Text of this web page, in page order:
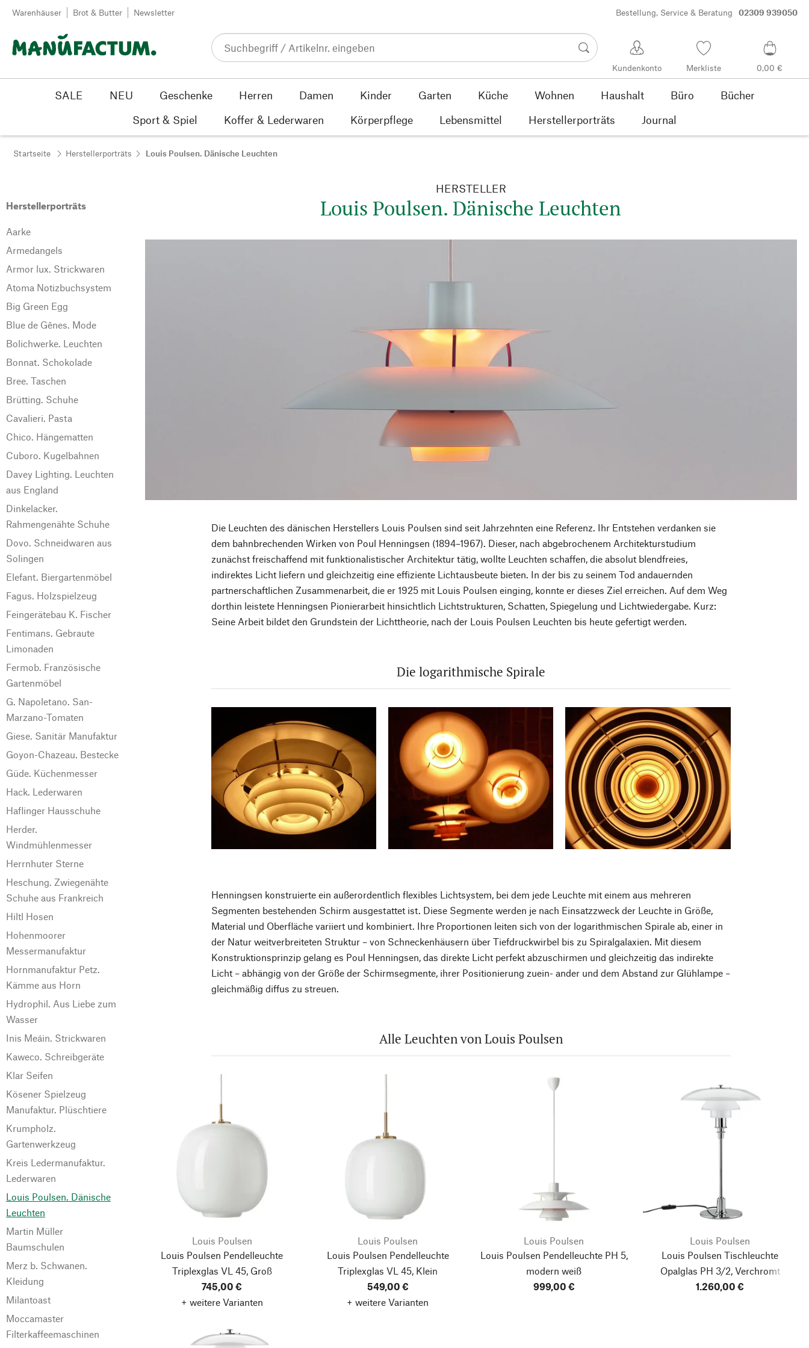
Zum Inhalt springen
Warenhäuser Brot & Butter Newsletter Bestellung, Service & Beratung 02309 939050
Kundenkonto Merkliste 0,00 €
SALE NEU Geschenke Herren Damen Kinder Garten Küche Wohnen Haushalt Büro
Bücher
Sport & Spiel
Koffer & Lederwaren Körperpflege Lebensmittel Herstellerporträts Journal
Startseite Herstellerporträts Louis Poulsen. Dänische Leuchten
Herstellerporträts
Aarke
Armedangels
Armor lux. Strickwaren
Atoma Notizbuchsystem
Big Green Egg
Blue de Gênes. Mode
Bolichwerke. Leuchten
Bonnat. Schokolade
Bree. Taschen
Brütting. Schuhe
Cavalieri. Pasta
Chico. Hängematten
Cuboro. Kugelbahnen
Davey Lighting. Leuchten
aus England
Dinkelacker.
Rahmengenähte Schuhe
Dovo. Schneidwaren aus
Solingen
Elefant. Biergartenmöbel
Fagus. Holzspielzeug
Feingerätebau K. Fischer
Fentimans. Gebraute
Limonaden
Fermob. Französische
Gartenmöbel
G. Napoletano. San-
Marzano-Tomaten
Giese. Sanitär Manufaktur
Goyon-Chazeau. Bestecke
Güde. Küchenmesser
Hack. Lederwaren
Haflinger Hausschuhe
Herder.
Windmühlenmesser
Herrnhuter Sterne
Heschung. Zwiegenähte
Schuhe aus Frankreich
Hiltl Hosen
Hohenmoorer
Messermanufaktur
Hornmanufaktur Petz.
Kämme aus Horn
Hydrophil. Aus Liebe zum
Wasser
Inis Meáin. Strickwaren
Kaweco. Schreibgeräte
Klar Seifen
Kösener Spielzeug
Manufaktur. Plüschtiere
Krumpholz.
Gartenwerkzeug
Kreis Ledermanufaktur.
Lederwaren
Louis Poulsen. Dänische
Leuchten
Martin Müller
Baumschulen
Merz b. Schwanen.
Kleidung
Milantoast
Moccamaster
Filterkaffeemaschinen
HERSTELLER
Louis Poulsen. Dänische Leuchten
Die Leuchten des dänischen Herstellers Louis Poulsen sind seit Jahrzehnten eine Referenz. Ihr Entstehen verdanken sie
dem bahnbrechenden Wirken von Poul Henningsen (1894–1967). Dieser, nach abgebrochenem Architekturstudium
zunächst freischaffend mit funktionalistischer Architektur tätig, wollte Leuchten schaffen, die absolut blendfreies,
indirektes Licht liefern und gleichzeitig eine effiziente Lichtausbeute bieten. In der bis zu seinem Tod andauernden
partnerschaftlichen Zusammenarbeit, die er 1925 mit Louis Poulsen einging, konnte er dieses Ziel erreichen. Auf dem Weg
dorthin leistete Henningsen Pionierarbeit hinsichtlich Lichtstrukturen, Schatten, Spiegelung und Lichtwiedergabe. Kurz:
Seine Arbeit bildet den Grundstein der Lichttheorie, nach der Louis Poulsen Leuchten bis heute gefertigt werden.
Die logarithmische Spirale
Henningsen konstruierte ein außerordentlich flexibles Lichtsystem, bei dem jede Leuchte mit einem aus mehreren
Segmenten bestehenden Schirm ausgestattet ist. Diese Segmente werden je nach Einsatzzweck der Leuchte in Größe,
Material und Oberfläche variiert und kombiniert. Ihre Proportionen leiten sich von der logarithmischen Spirale ab, einer in
der Natur weitverbreiteten Struktur – von Schneckenhäusern über Tiefdruckwirbel bis zu Spiralgalaxien. Mit diesem
Konstruktionsprinzip gelang es Poul Henningsen, das direkte Licht perfekt abzuschirmen und gleichzeitig das indirekte
Licht – abhängig von der Größe der Schirmsegmente, ihrer Positionierung zuein- ander und dem Abstand zur Glühlampe –
gleichmäßig diffus zu streuen.
Alle Leuchten von Louis Poulsen
Louis Poulsen
Louis Poulsen Pendelleuchte
Triplexglas VL 45, Groß
745,00 €
+ weitere Varianten
Louis Poulsen
Louis Poulsen Pendelleuchte
Triplexglas VL 45, Klein
549,00 €
+ weitere Varianten
Louis Poulsen
Louis Poulsen Pendelleuchte PH 5,
modern weiß
999,00 €
Louis Poulsen
Louis Poulsen Tischleuchte
Opalglas PH 3/2, Verchromt
1.260,00 €